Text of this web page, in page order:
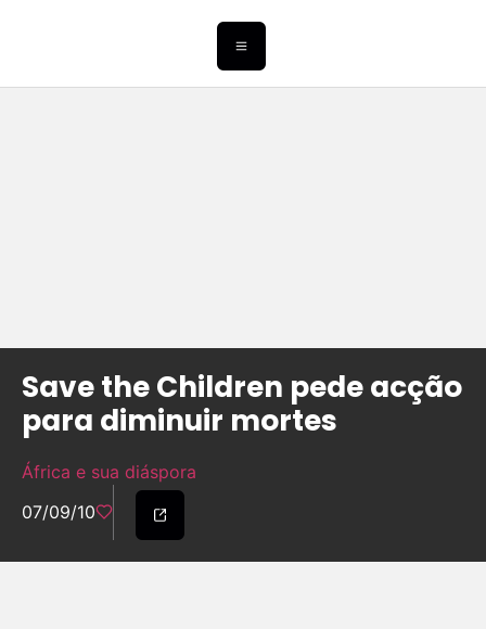
Save the Children pede acção
para diminuir mortes
África e sua diáspora
07/09/10